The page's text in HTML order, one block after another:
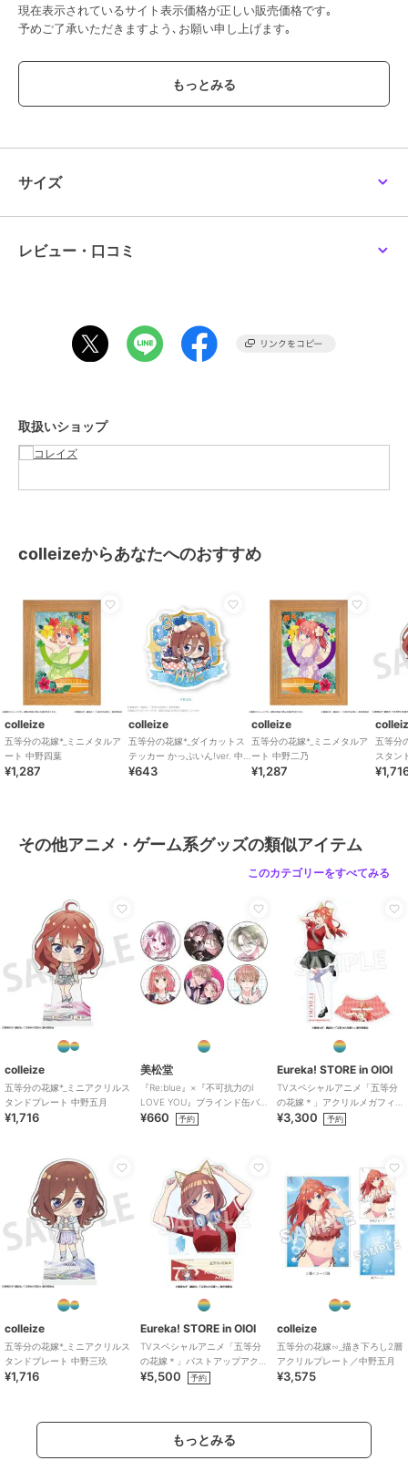
現在表示されているサイト表示価格が正しい販売価格です｡
予めご了承いただきますよう､お願い申し上げます｡
ショップ コレイズ
商品カテゴリ
商品のお取り扱い方法
サイズ
レビュー・口コミ
取扱いショップ
colleizeからあなたへのおすすめ
colleize
五等分の花嫁*_ミニメタルア
ート 中野四葉
¥1,287
colleize
五等分の花嫁*_ダイカットス
テッカー かっぷいん!ver. 中
野三玖
¥643
colleize
五等分の花嫁*_ミニメタルア
ート 中野二乃
¥1,287
五等分
スタン
その他アニメ・ゲーム系グッズの類似アイテム
このカテゴリーをすべてみる
colleize
五等分の花嫁*_ミニアクリルス
タンドプレート 中野五月
¥1,716
美松堂
『Re:blue』×『不可抗力のI
LOVE YOU』ブラインド缶バ
ッジ（全6種）
¥660 予約
Eureka! STORE in OIOI
TVスペシャルアニメ「五等分
の花嫁＊」アクリルメガフィ
ギュア 五月
¥3,300 予約
colleize
五等分の花嫁*_ミニアクリルス
タンドプレート 中野三玖
¥1,716
Eureka! STORE in OIOI
TVスペシャルアニメ「五等分
の花嫁＊」バストアップアク
リルメガスタンド 三玖
¥5,500 予約
colleize
五等分の花嫁∽_描き下ろし2層
アクリルプレート／中野五月
¥3,575
もっとみる